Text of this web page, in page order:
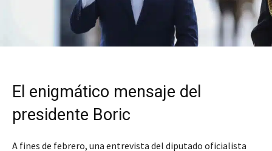
El enigmático mensaje del
presidente Boric
A fines de febrero, una entrevista del diputado oficialista